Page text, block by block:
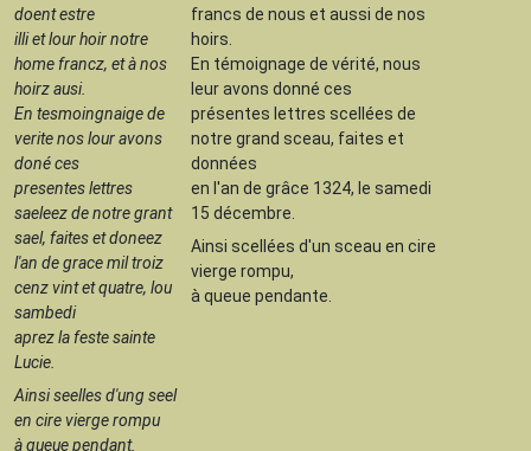
doent estre
illi et lour hoir notre
home francz, et à nos
hoirz ausi.
En tesmoingnaige de
verite nos lour avons
doné ces
presentes lettres
saeleez de notre grant
sael, faites et doneez
l'an de grace mil troiz
cenz vint et quatre, lou
sambedi
aprez la feste sainte
Lucie.
Ainsi seelles d'ung seel
en cire vierge rompu
à queue pendant.
francs de nous et aussi de nos
hoirs.
En témoignage de vérité, nous
leur avons donné ces
présentes lettres scellées de
notre grand sceau, faites et
données
en l'an de grâce 1324, le samedi
15 décembre.
Ainsi scellées d'un sceau en cire
vierge rompu,
à queue pendante.